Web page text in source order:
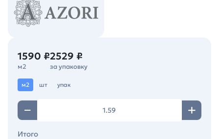
1590 ₽
м2
2529 ₽
за упаковку
м2 шт упак
Итого